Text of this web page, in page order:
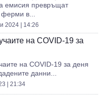
емисия превръщат
в...
2024 | 14:26
на COVID-19 за
на COVID-19 за деня
данни...
| 21:34